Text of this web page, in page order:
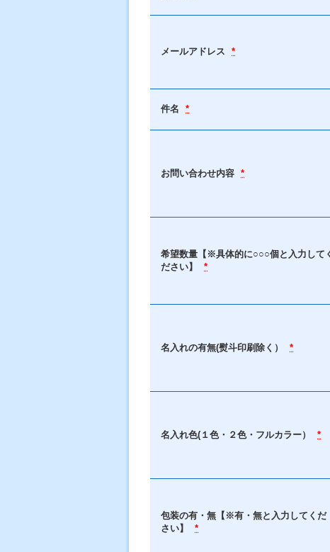
メールアドレス *
件名 *
お問い合わせ内容 *
希望数量【※具体的に○○○個と入力して
ださい】
*
名入れの有無(熨斗印刷除く） *
名入れ色(１色・２色・フルカラー） *
包装の有・無【※有・無と入力してくだ
さい】
*